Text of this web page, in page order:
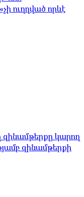
ուղղված որևէ
կարող
զինամթերքի